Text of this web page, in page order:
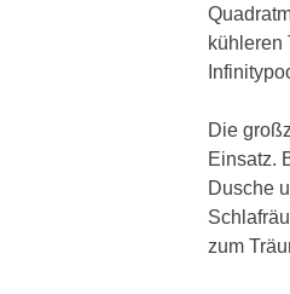
kühleren
Die
Einsatz.
Dusche
zum